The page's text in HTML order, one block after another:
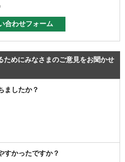
ためにみなさまのご意見をお聞かせ
ましたか？
すかったですか？